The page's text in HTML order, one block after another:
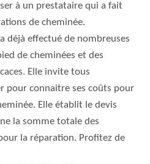
à un prestataire qui a fait
de cheminée.
déjà effectué de nombreuses
de cheminées et des
Elle invite tous
pour connaitre ses coûts pour
Elle établit le devis
la somme totale des
la réparation. Profitez de